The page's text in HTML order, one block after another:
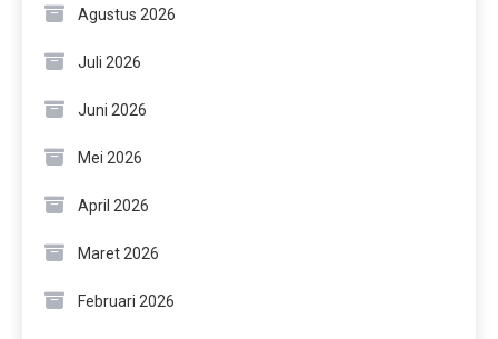
Agustus 2026
Juli 2026
Juni 2026
Mei 2026
April 2026
Maret 2026
Februari 2026